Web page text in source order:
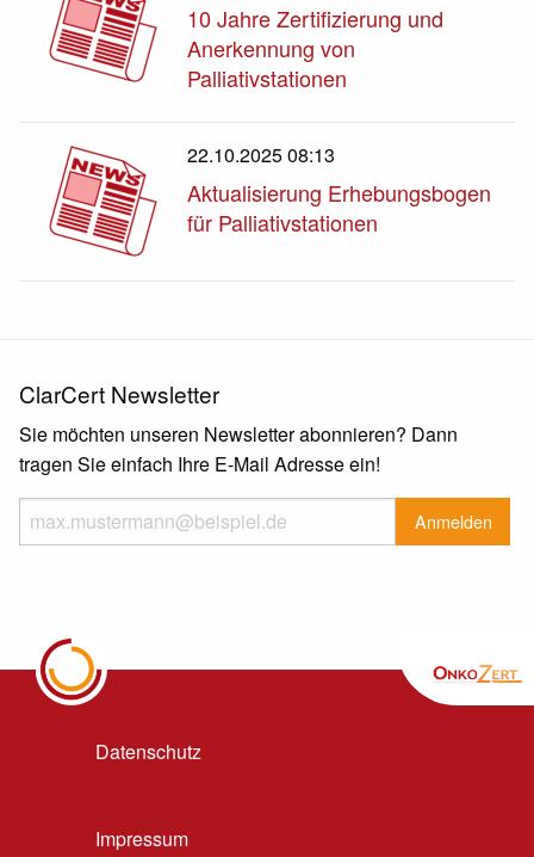
10 Jahre Zertifizierung und
Anerkennung von
Palliativstationen
22.10.2025 08:13
Aktualisierung Erhebungsbogen
für Palliativstationen
ClarCert Newsletter
Sie möchten unseren Newsletter abonnieren? Dann
tragen Sie einfach Ihre E-Mail Adresse ein!
Datenschutz
Impressum